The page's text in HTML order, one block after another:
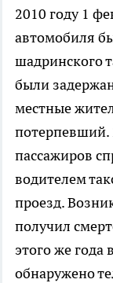
2010 году 1
автомобиля
шадринского
были
местные
потерпевший.
пассажиров
водителем
проезд.
получил
этого же года
обнаружено